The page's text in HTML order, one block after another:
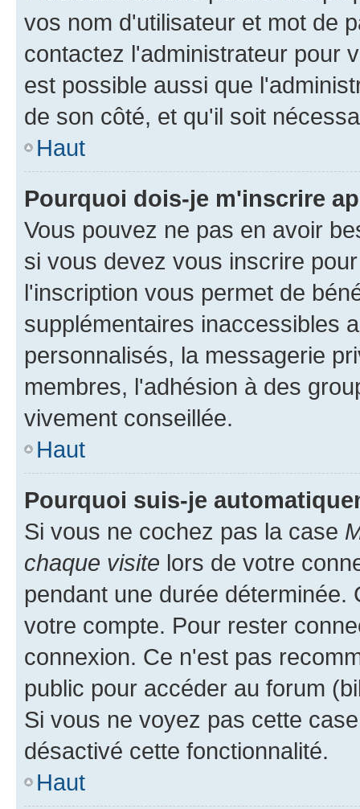
vos nom d'utilisateur et mot de
contactez l'administrateur pour
est possible aussi que
de son côté, et qu'il soit
Haut
Pourquoi dois-je m'inscrire
Vous pouvez ne pas en avoir
si vous devez vous inscrire
l'inscription vous permet de
supplémentaires inaccessibles
personnalisés, la messagerie
membres, l'adhésion à des
vivement conseillée.
Haut
Pourquoi suis-je
Si vous ne cochez pas la case
chaque visite lors de votre
pendant une durée
votre compte. Pour rester
connexion. Ce n'est pas
public pour accéder au forum
Si vous ne voyez pas cette
désactivé cette fonctionnalité.
Haut